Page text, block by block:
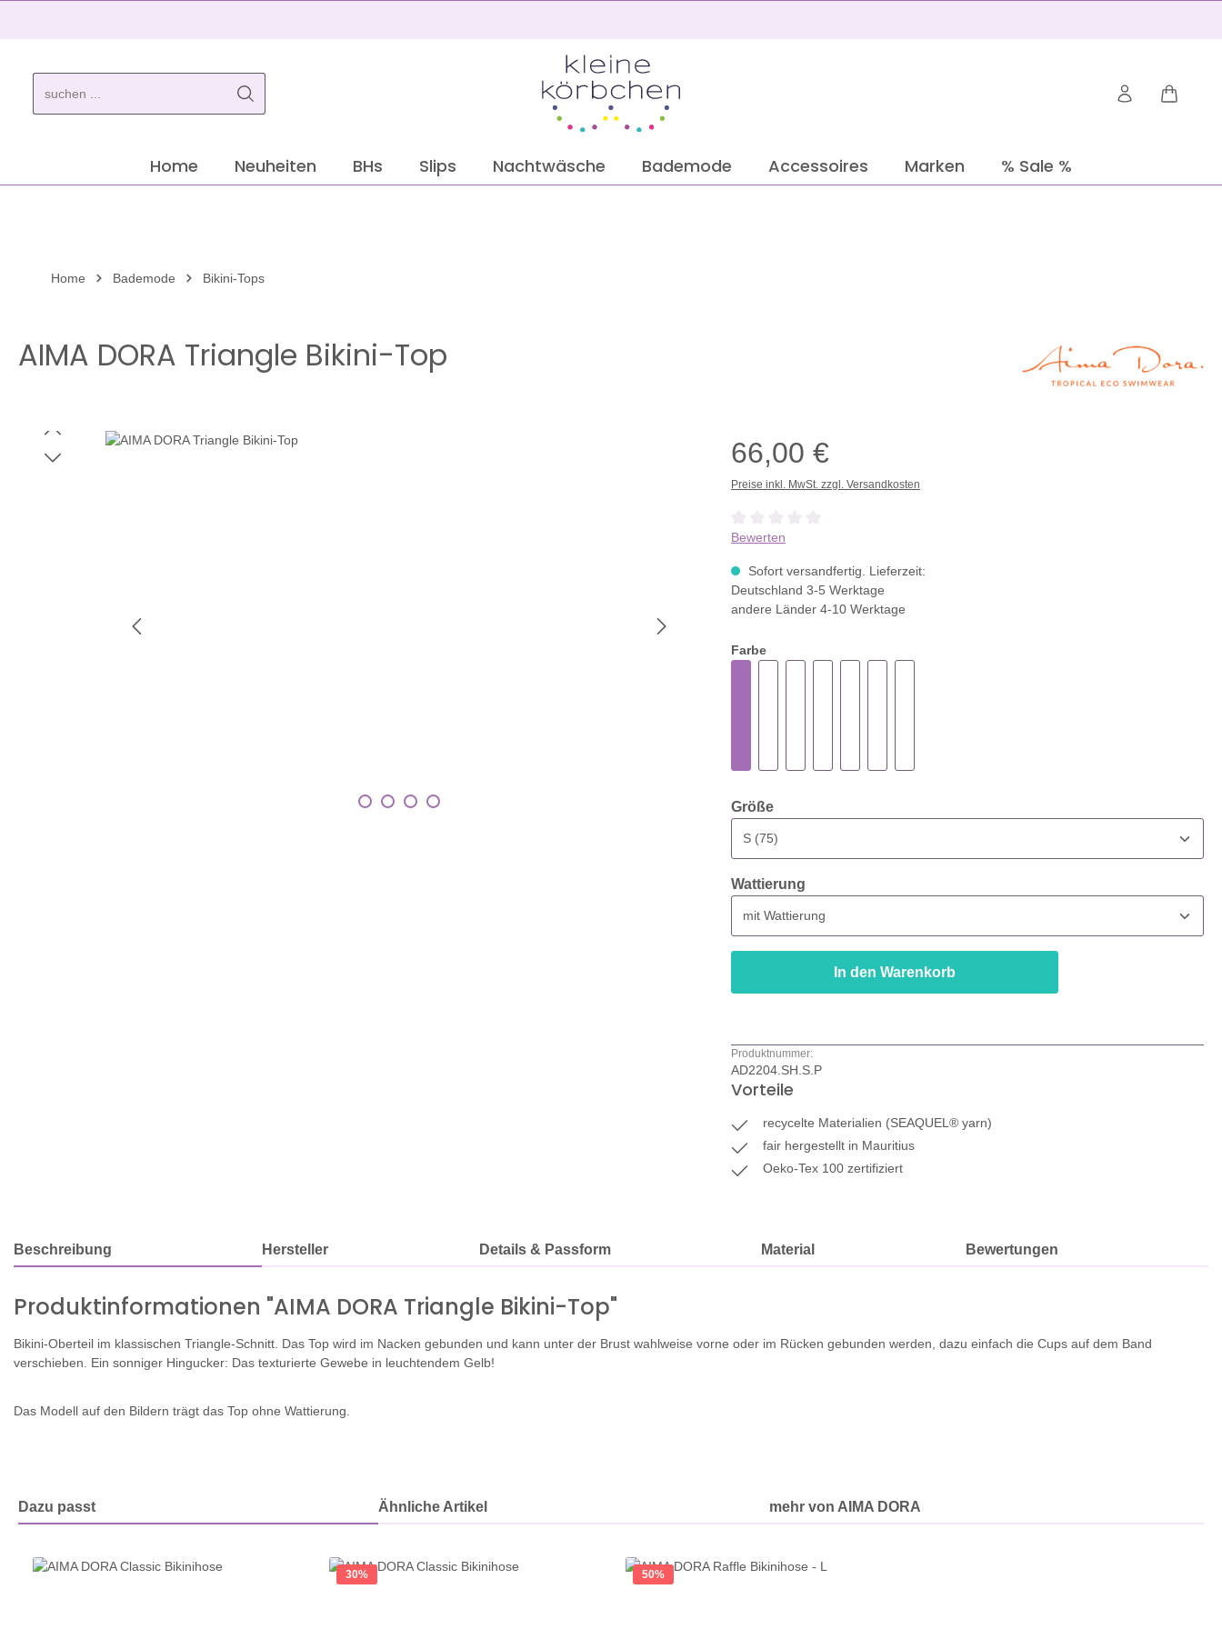
Home Neuheiten BHs Slips Nachtwäsche Bademode Accessoires Marken % Sale %
Home Bademode Bikini-Tops
AIMA DORA Triangle Bikini-Top
Bildergalerie überspringen 66,00 €
Preise inkl. MwSt. zzgl. Versandkosten
Durchschnittliche Bewertung von 0 von 5 Sternen
Bewerten
Sofort versandfertig. Lieferzeit:
Deutschland 3-5 Werktage
andere Länder 4-10 Werktage
Farbe
Größeauswählen
Wattierung
In den Warenkorb
Produktnummer:
AD2204.SH.S.P
Vorteile
recycelte Materialien (SEAQUEL® yarn)
fair hergestellt in Mauritius
Oeko-Tex 100 zertifiziert
Beschreibung Hersteller Details & Passform Material Bewertungen
Produktinformationen "AIMA DORA Triangle Bikini-Top"
Bikini-Oberteil im klassischen Triangle-Schnitt. Das Top wird im Nacken gebunden und kann unter der Brust wahlweise vorne oder im Rücken gebunden werden, dazu einfach die Cups auf dem Band
verschieben. Ein sonniger Hingucker: Das texturierte Gewebe in leuchtendem Gelb!
Das Modell auf den Bildern trägt das Top ohne Wattierung.
Dazu passt Ähnliche Artikel mehr von AIMA DORA
30% 50%